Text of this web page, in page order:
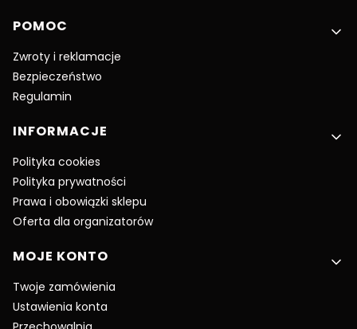
POMOC
Zwroty i reklamacje
Bezpieczeństwo
Regulamin
INFORMACJE
Polityka cookies
Polityka prywatności
Prawa i obowiązki sklepu
Oferta dla organizatorów
MOJE KONTO
Twoje zamówienia
Ustawienia konta